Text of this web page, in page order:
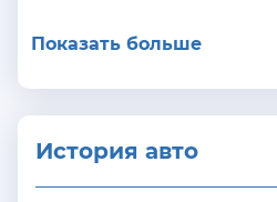
Показать больше
История авто